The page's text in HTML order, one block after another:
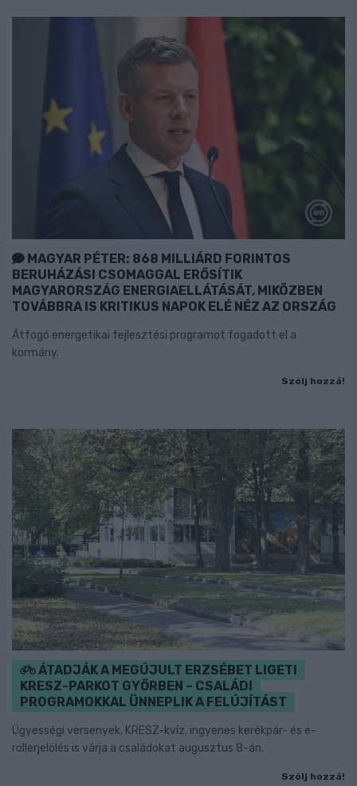
MAGYAR PÉTER: 868 MILLIÁRD FORINTOS
BERUHÁZÁSI CSOMAGGAL ERŐSÍTIK
MAGYARORSZÁG ENERGIAELLÁTÁSÁT, MIKÖZBEN
TOVÁBBRA IS KRITIKUS NAPOK ELÉ NÉZ AZ ORSZÁG
Átfogó energetikai fejlesztési programot fogadott el a
kormány.
Szólj hozzá!
ÁTADJÁK A MEGÚJULT ERZSÉBET LIGETI
KRESZ-PARKOT GYŐRBEN – CSALÁDI
PROGRAMOKKAL ÜNNEPLIK A FELÚJÍTÁST
Ügyességi versenyek, KRESZ-kvíz, ingyenes kerékpár- és e-
rollerjelölés is várja a családokat augusztus 8-án.
Szólj hozzá!